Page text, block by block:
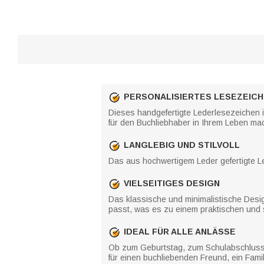
PERSONALISIERTES
Dieses handgefertigte
für den Buchliebhaber in Ihrem Leben
LANGLEBIG UND STILVOLL
Das aus hochwertigem Leder gefertigte
VIELSEITIGES DESIGN
Das klassische und minimalistische
passt, was es zu einem praktischen
IDEAL FÜR ALLE ANLÄSSE
Ob zum Geburtstag, zum
für einen buchliebenden Freund, ein